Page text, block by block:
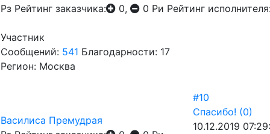
Рз Рейтинг заказчика: 0, 0 Ри Рейтинг
Участник
Сообщений: 541 Благодарности: 17
Регион: Москва
Василиса Премудрая
#10
Спасибо! (0)
10.12.2019